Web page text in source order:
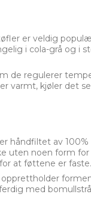
er veldig
i cola-grå og i
de regulerer
varmt, kjøler det
håndfiltet av 100%
uten noen form
at føttene er faste.
med